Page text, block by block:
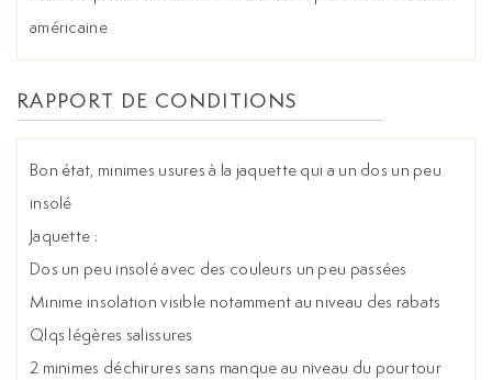
américaine
RAPPORT DE CONDITIONS
Bon état, minimes usures à la jaquette qui a un dos un peu
insolé
Jaquette :
Dos un peu insolé avec des couleurs un peu passées
Minime insolation visible notamment au niveau des rabats
Qlqs légères salissures
2 minimes déchirures sans manque au niveau du pourtour